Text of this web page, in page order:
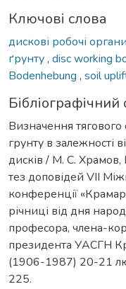
Ключові слова
дискові робочі органи
ґрунту, disc working
Bodenhebung , soil
Бібліографічний
Визначення
грунту в залежності
дисків / М. С.
тез доповідей VIІ
конференції
річниці від дня
професора, члена-
президента УАСГН
(1906-1987) 20-21
225.